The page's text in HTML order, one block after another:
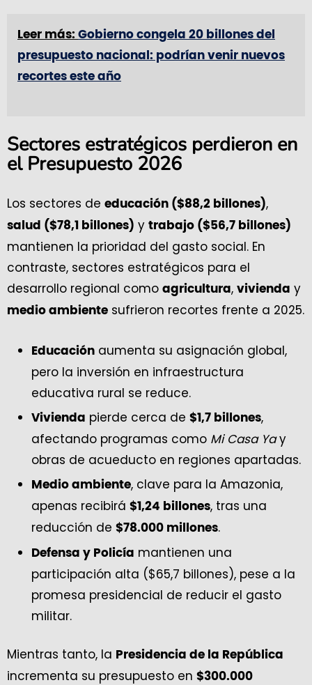
Leer más: Gobierno congela 20 billones del
presupuesto nacional: podrían venir nuevos
recortes este año
Sectores estratégicos perdieron en
el Presupuesto 2026
Los sectores de educación ($88,2 billones),
salud ($78,1 billones) y trabajo ($56,7 billones)
mantienen la prioridad del gasto social. En
contraste, sectores estratégicos para el
desarrollo regional como agricultura, vivienda y
medio ambiente sufrieron recortes frente a 2025.
Educación aumenta su asignación global,
pero la inversión en infraestructura
educativa rural se reduce.
Vivienda pierde cerca de $1,7 billones,
afectando programas como Mi Casa Yay
obras de acueducto en regiones apartadas.
Medio ambiente, clave para la Amazonia,
apenas recibirá $1,24 billones, tras una
reducción de $78.000 millones.
Defensa y Policía mantienen una
participación alta ($65,7 billones), pese a la
promesa presidencial de reducir el gasto
militar.
Mientras tanto, la Presidencia de la República
incrementa su presupuesto en $300.000